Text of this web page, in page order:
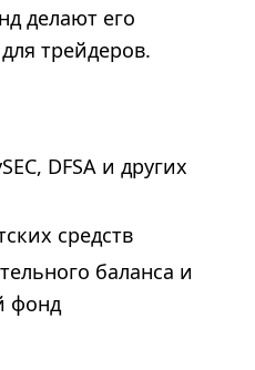
делают его
трейдеров.
DFSA и других
средств
баланса и
фонд